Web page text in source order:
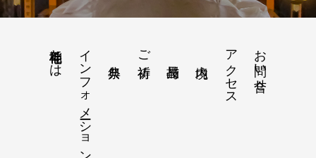
稲毛神社とは インフォメーション ご祈祷 アクセス お問い合せ